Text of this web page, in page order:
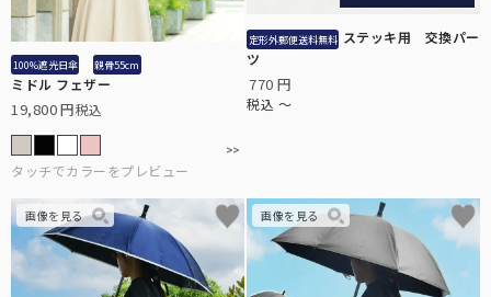
100%遮光日傘 親骨55cm
ミドル フェザー
19,800 税込
定形外郵便送料無料 ステッキ用 交換パー
ツ
770
税込 〜